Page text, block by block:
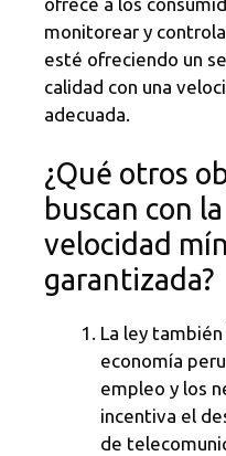
monitorear y
esté ofreciendo un
calidad con una
adecuada.
¿Qué otros
buscan con
velocidad
garantizada?
La ley
economía
empleo y los
incentiva el
de